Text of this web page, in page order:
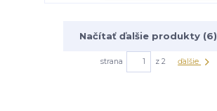
Načítať ďalšie produkty (6)
strana z 2 ďalšie